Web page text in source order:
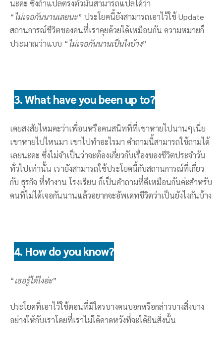
นะคะ ซึ่งถ้าแปลตรงตัวมันสามารถแปลได้ว่า
“ไม่เจอกันนานเลยนะ” ประโยคนี้ยังสามารถเอาไว้ใช้ Update
สถานการณ์ชีวิตของคนที่เราคุยด้วยได้เหมือนกัน ความหมายก็
ประมาณว่าแบบ “ไม่เจอกันนานเป็นไงบ้าง”
3. What have you been up to?
เคยสงสัยไหมคะว่าเพื่อนหรือคนสนิทที่ที่เขาหายไปนานๆเนี่ย
เขาหายไปไหนมา เขาไปทำอะไรมา คำถามนี้สามารถใช้ถามได้
เลยนะคะ ซึ่งไม่จำเป็นว่าจะต้องเกี่ยวกับเรื่องของชีวิตประจำวัน
ทั่วไปเท่านั้น เรายังสามารถใช้ประโยคนี้กับสถานการณ์ที่เกี่ยว
กับ ธุรกิจ ที่ทำงาน โรงเรียน ก็เป็นคำถามที่ดีเหมือนกันค่ะสำหรับ
คนที่ไม่ได้เจอกันนานแล้วอยากจะอัพเดทชีวิตว่าเป็นยังไงกันบ้าง
4. How do you know?
“เธอรู้ได้ไงอ่ะ”
ประโยคที่เอาไว้ใช้ตอนที่มีใครบางคนบอกหรือกล่าวบางสิ่งบาง
อย่างให้กับเราโดยที่เราไม่ได้คาดหวังที่จะได้ยินสิ่งนั้น